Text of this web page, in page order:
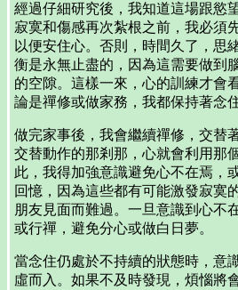
經過仔細研究後，我知道這場跟慾
寂寞和傷感再次紮根之前，我必須
以便安住心。否則，時間久了，思
衡是永無止盡的，因為這需要做到
的空隙。這樣一來，心的訓練才會
論是禪修或做家務，我都保持著念
做完家事後，我會繼續禪修，交替
交替動作的那剎那，心就會利用那
此，我得加強意識避免心不在焉，
回憶，因為這些都有可能激發寂寞
朋友見面而難過。一旦意識到心不
或行禪，避免分心或做白日夢。
當念住仍處於不持續的狀態時，意
虛而入。如果不及時發現，煩惱將